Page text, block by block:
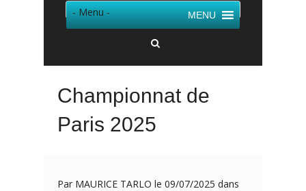
- Menu - MENU
Championnat de
Paris 2025
Par MAURICE TARLO le 09/07/2025 dans